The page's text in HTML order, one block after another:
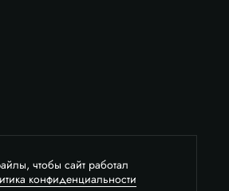
чтобы сайт работал
конфиденциальности